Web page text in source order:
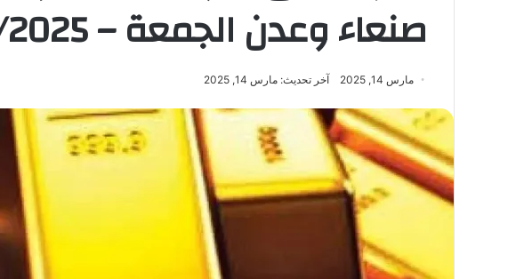
صنعاء وعدن الجمعة – 14/03/2025
مارس 14, 2025 آخر تحديث: مارس 14, 2025